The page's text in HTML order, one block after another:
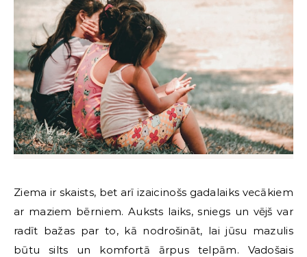
Ziema ir skaists, bet arī izaicinošs gadalaiks vecākiem
ar maziem bērniem. Auksts laiks, sniegs un vējš var
radīt bažas par to, kā nodrošināt, lai jūsu mazulis
būtu silts un komfortā ārpus telpām. Vadošais